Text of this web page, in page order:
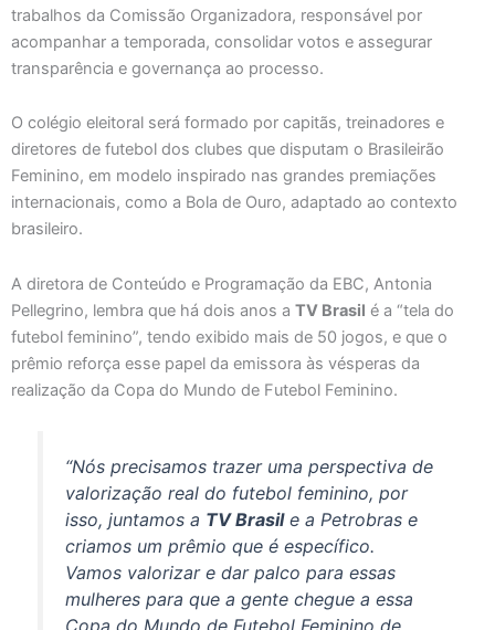
trabalhos da Comissão Organizadora, responsável por
acompanhar a temporada, consolidar votos e assegurar
transparência e governança ao processo.
O colégio eleitoral será formado por capitãs, treinadores e
diretores de futebol dos clubes que disputam o Brasileirão
Feminino, em modelo inspirado nas grandes premiações
internacionais, como a Bola de Ouro, adaptado ao contexto
brasileiro.
A diretora de Conteúdo e Programação da EBC, Antonia
Pellegrino, lembra que há dois anos a TV Brasil é a “tela do
futebol feminino”, tendo exibido mais de 50 jogos, e que o
prêmio reforça esse papel da emissora às vésperas da
realização da Copa do Mundo de Futebol Feminino.
“Nós precisamos trazer uma perspectiva de
valorização real do futebol feminino, por
isso, juntamos a TV Brasile a Petrobras e
criamos um prêmio que é específico.
Vamos valorizar e dar palco para essas
mulheres para que a gente chegue a essa